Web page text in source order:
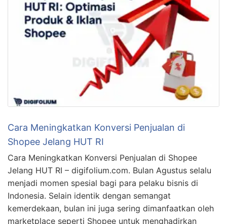
Cara Meningkatkan Konversi Penjualan di
Shopee Jelang HUT RI
Cara Meningkatkan Konversi Penjualan di Shopee
Jelang HUT RI – digifolium.com. Bulan Agustus selalu
menjadi momen spesial bagi para pelaku bisnis di
Indonesia. Selain identik dengan semangat
kemerdekaan, bulan ini juga sering dimanfaatkan oleh
marketplace seperti Shopee untuk menghadirkan